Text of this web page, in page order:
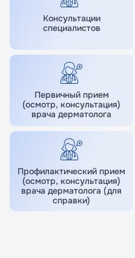
Консультации
специалистов
Первичный прием
(осмотр, консультация)
врача дерматолога
Профилактический прием
(осмотр, консультация)
врача дерматолога (для
справки)